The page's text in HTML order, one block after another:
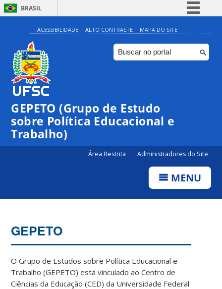
BRASIL
Simplifique!
Comunica BR
Participe
Canais
ACESSIBILIDADE ALTO CONTRASTE MAPA DO SITE
GEPETO (Grupo de Estudo
sobre Política Educacional e
Trabalho)
Área Restrita Administradores do Site
MENU
GEPETO
O Grupo de Estudos sobre Política Educacional e
Trabalho (GEPETO) está vinculado ao Centro de
Ciências da Educação (CED) da Universidade Federal